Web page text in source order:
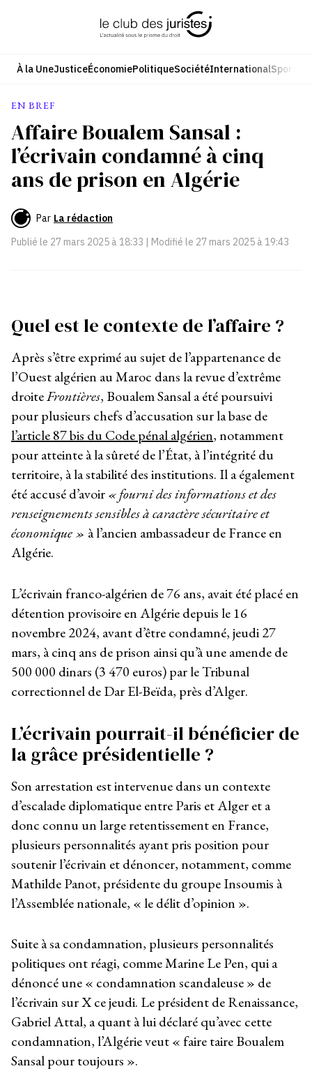
À la UneJusticeÉconomiePolitiqueSociétéInternationalSport
EN BREF
Affaire Boualem Sansal :
l’écrivain condamné à cinq
ans de prison en Algérie
Par La rédaction
Publié le 27 mars 2025 à 18:33 | Modifié le 27 mars 2025 à 19:43
Quel est le contexte de l’affaire ?
Après s’être exprimé au sujet de l’appartenance de
l’Ouest algérien au Maroc dans la revue d’extrême
droiteFrontières, Boualem Sansal a été poursuivi
pour plusieurs chefs d’accusation sur la base de
l’article 87 bis du Code pénal algérien, notamment
pour atteinte à la sûreté de l’État, à l’intégrité du
territoire, à la stabilité des institutions. Il a également
été accusé d’avoir« fourni des informations et des
renseignements sensibles à caractère sécuritaire et
économique » à l’ancien ambassadeur de France en
Algérie.
L’écrivain franco-algérien de 76 ans, avait été placé en
détention provisoire en Algérie depuis le 16
novembre 2024, avant d’être condamné, jeudi 27
mars, à cinq ans de prison ainsi qu’à une amende de
500 000 dinars (3 470 euros) par le Tribunal
correctionnel de Dar El-Beïda, près d’Alger.
L’écrivain pourrait-il bénéficier de
la grâce présidentielle ?
Son arrestation est intervenue dans un contexte
d’escalade diplomatique entre Paris et Alger et a
donc connu un large retentissement en France,
plusieurs personnalités ayant pris position pour
soutenir l’écrivain et dénoncer, notamment, comme
Mathilde Panot, présidente du groupe Insoumis à
l’Assemblée nationale, « le délit d’opinion ».
Suite à sa condamnation, plusieurs personnalités
politiques ont réagi, comme Marine Le Pen, qui a
dénoncé une « condamnation scandaleuse » de
l’écrivain sur X ce jeudi. Le président de Renaissance,
Gabriel Attal, a quant à lui déclaré qu’avec cette
condamnation, l’Algérie veut « faire taire Boualem
Sansal pour toujours ».